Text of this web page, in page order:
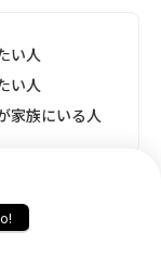
い人
い人
家族にいる人